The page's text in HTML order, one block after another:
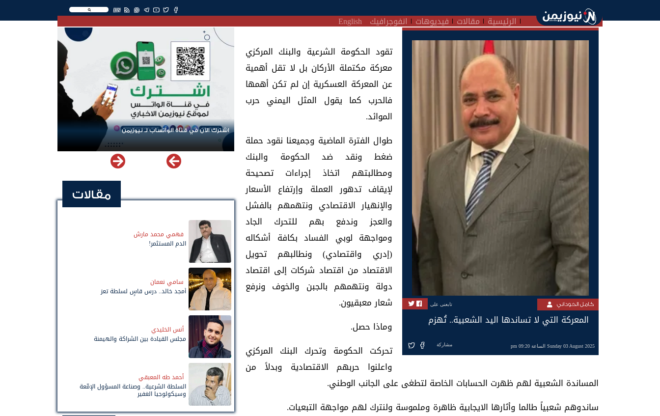
EN
الرئيسية مقالات فيديوهات انفوجرافيك English
كامل الخوداني تابعنى على
المعركة التي لا تساندها اليد الشعبية.. تُهزم
Sunday 03 August 2025 الساعة 09:20 pm مشاركة
تقود الحكومة الشرعية والبنك المركزي
معركة مكتملة الأركان بل لا تقل أهمية
عن المعركة العسكرية إن لم تكن أهمها
فالحرب كما يقول المثل اليمني حرب
الموائد.
طوال الفترة الماضية وجميعنا نقود حملة
ضغط ونقد ضد الحكومة والبنك
ومطالبتهم اتخاذ إجراءات تصحيحة
لإيقاف تدهور العملة وإرتفاع الأسعار
والإنهيار الاقتصادي ونتهمهم بالفشل
والعجز وندفع بهم للتحرك الجاد
ومواجهة لوبي الفساد بكافة أشكاله
(إدري واقتصادي) ونطالبهم تحويل
الاقتصاد من اقتصاد شركات إلى اقتصاد
دولة ونتهمهم بالجبن والخوف ونرفع
شعار معبقيون.
وماذا حصل.
تحركت الحكومة وتحرك البنك المركزي
واعلنوا حربهم الاقتصادية وبدلاً من
المساندة الشعبية لهم ظهرت الحسابات الخاصة لتطغى على الجانب الوطني.
ساندوهم شعبياً طالما وأثارها الايجابية ظاهرة وملموسة ولنترك لهم مواجهة التبعيات.
اشترك الآن في قناة الواتساب لـ نيوزيمن
مقالات
فهمي محمد مارش
الدم المستثمر!
سامي نعمان
أمجد خالد.. درس قاسٍ لسلطة تعز
أنس الخليدي
مجلس القيادة بين الشراكة والهيمنة
أحمد طه المعبقي
السلطة الشرعية.. وصناعة المسؤول الإمّعة
وسيكولوجيا الغفير